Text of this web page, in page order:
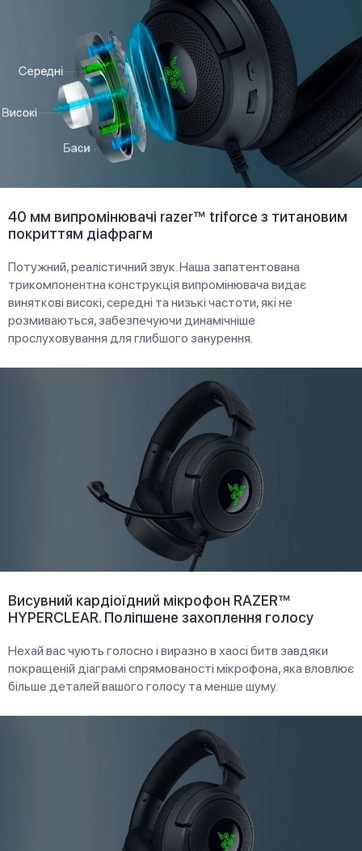
40 мм випромінювачі razer™ triforce з титановим
покриттям діафрагм
Потужний, реалістичний звук. Наша запатентована
трикомпонентна конструкція випромінювача видає
виняткові високі, середні та низькі частоти, які не
розмиваються, забезпечуючи динамічніше
прослуховування для глибшого занурення.
Висувний кардіоїдний мікрофон RAZER™
HYPERCLEAR. Поліпшене захоплення голосу
Нехай вас чують голосно і виразно в хаосі битв завдяки
покращеній діаграмі спрямованості мікрофона, яка вловлює
більше деталей вашого голосу та менше шуму.